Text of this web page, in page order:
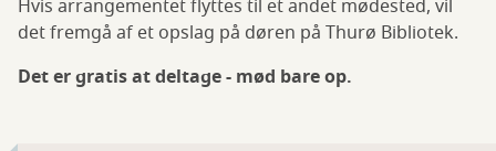
Hvis arrangementet flyttes til et andet mødested, vil
det fremgå af et opslag på døren på Thurø Bibliotek.
Det er gratis at deltage - mød bare op.